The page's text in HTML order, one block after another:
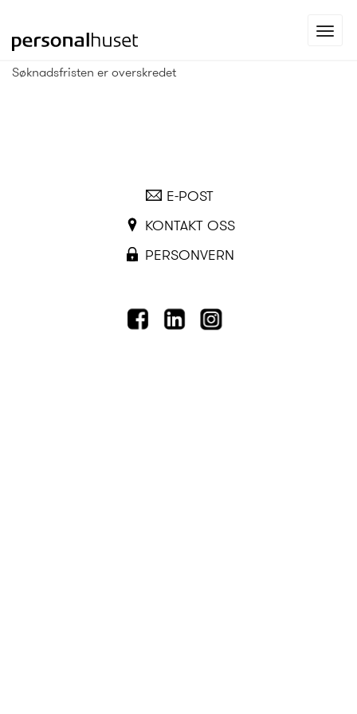
til
forsiden
Søknadsfristen er overskredet
E-POST
KONTAKT OSS
PERSONVERN
FACEBOOK
LINKEDIN